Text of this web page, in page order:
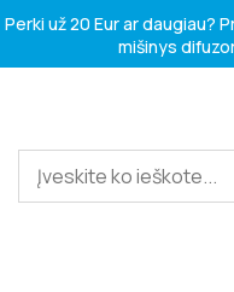
Perki už 20 Eur ar daugiau?
mišinys